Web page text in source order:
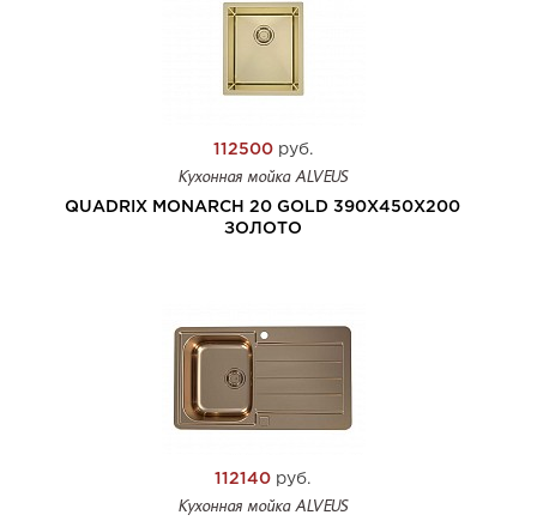
112500руб.
Кухонная мойка ALVEUS
QUADRIX MONARCH 20 GOLD 390X450X200
ЗОЛОТО
112140 руб.
Кухонная мойка ALVEUS